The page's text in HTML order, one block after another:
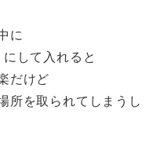
に
して入れると
だけど
所を取られてしまうし